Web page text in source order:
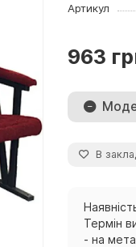
Артикул
963
В
Термін
- на